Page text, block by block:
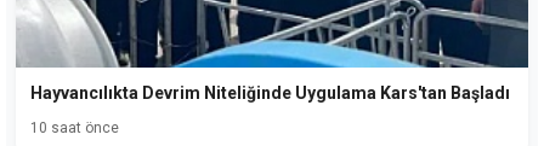
Hayvancılıkta Devrim Niteliğinde Uygulama Kars'tan Başladı
10 saat önce